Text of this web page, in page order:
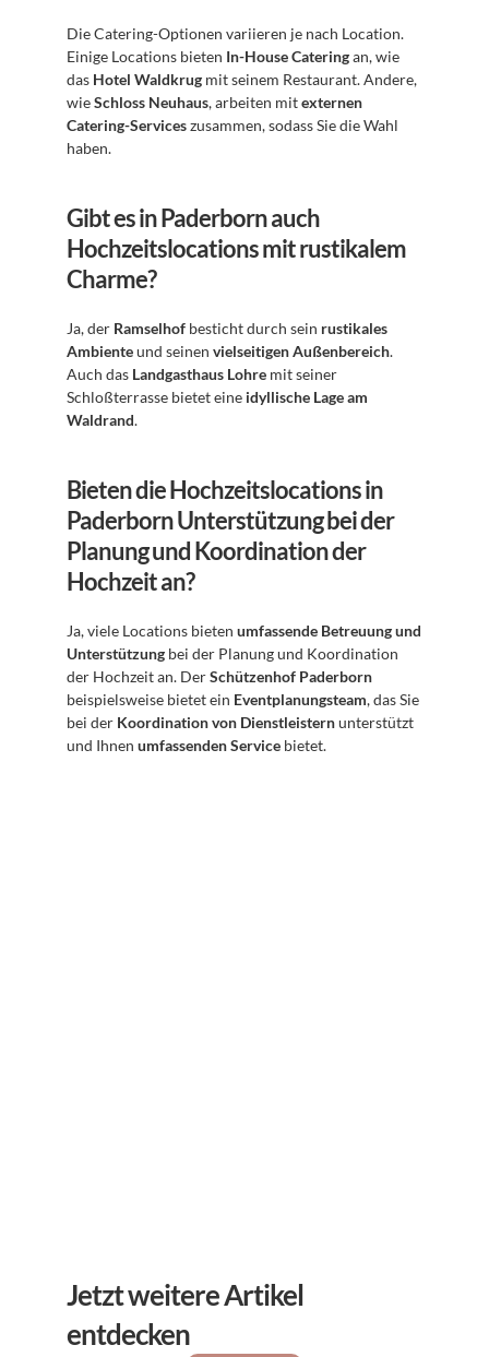
Die Catering-Optionen variieren je nach Location.
Einige Locations bieten In-House Catering an, wie
das Hotel Waldkrug mit seinem Restaurant. Andere,
wie Schloss Neuhaus, arbeiten mit externen
Catering-Services zusammen, sodass Sie die Wahl
haben.
Gibt es in Paderborn auch
Hochzeitslocations mit rustikalem
Charme?
Ja, der Ramselhof besticht durch sein rustikales
Ambiente und seinen vielseitigen Außenbereich.
Auch das Landgasthaus Lohre mit seiner
Schloßterrasse bietet eine idyllische Lage am
Waldrand.
Bieten die Hochzeitslocations in
Paderborn Unterstützung bei der
Planung und Koordination der
Hochzeit an?
Ja, viele Locations bieten umfassende Betreuung und
Unterstützung bei der Planung und Koordination
der Hochzeit an. Der Schützenhof Paderborn
beispielsweise bietet ein Eventplanungsteam, das Sie
bei der Koordination von Dienstleistern unterstützt
und Ihnen umfassenden Service bietet.
Jetzt weitere Artikel
entdecken